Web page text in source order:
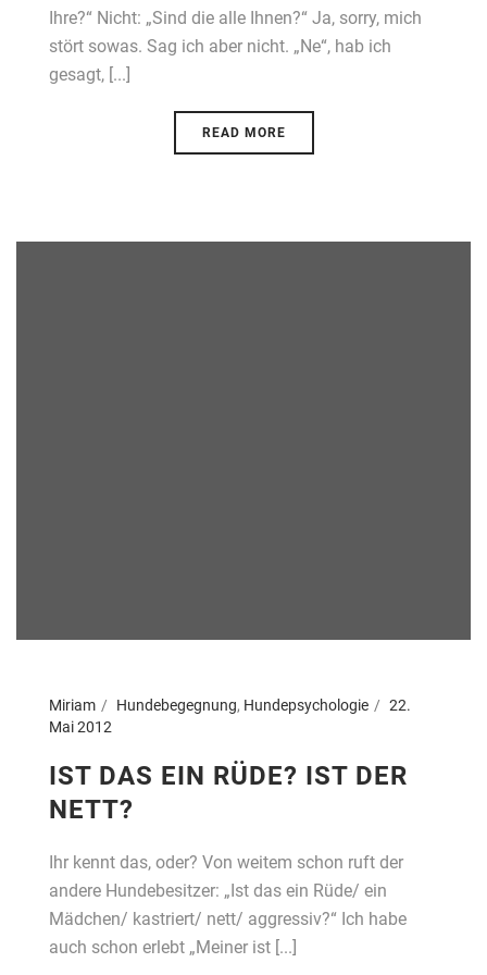
Ihre?“ Nicht: „Sind die alle Ihnen?“ Ja, sorry, mich
stört sowas. Sag ich aber nicht. „Ne“, hab ich
gesagt, [...]
READ MORE
Miriam Hundebegegnung, Hundepsychologie
22.
Mai 2012
IST DAS EIN RÜDE? IST DER
NETT?
Ihr kennt das, oder? Von weitem schon ruft der
andere Hundebesitzer: „Ist das ein Rüde/ ein
Mädchen/ kastriert/ nett/ aggressiv?“ Ich habe
auch schon erlebt „Meiner ist [...]